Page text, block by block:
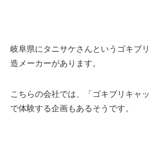
岐阜県にタニサケさんというゴキブ
造メーカーがあります。
こちらの会社では、「ゴキブリキャ
で体験する企画もあるそうです。